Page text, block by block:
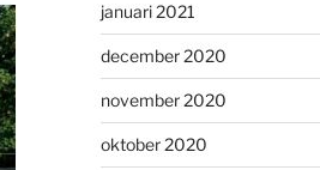
januari 2021
december 2020
november 2020
oktober 2020